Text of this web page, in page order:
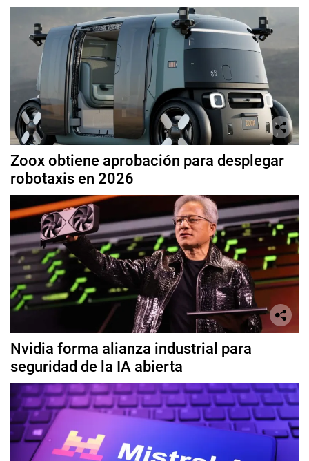
Zoox obtiene aprobación para desplegar
robotaxis en 2026
Nvidia forma alianza industrial para
seguridad de la IA abierta